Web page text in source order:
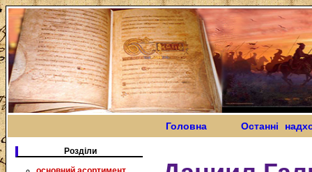
Головна Останні
Розділи